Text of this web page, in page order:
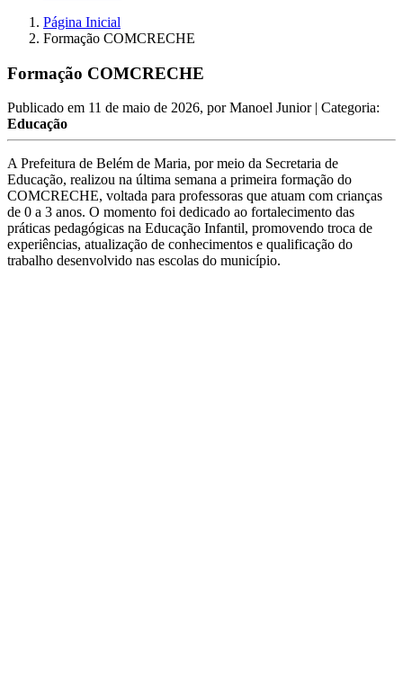
Página Inicial
Formação COMCRECHE
Formação COMCRECHE
Publicado em 11 de maio de 2026, porManoel Junior | Categoria:
Educação
A Prefeitura de Belém de Maria, por meio da Secretaria de
Educação, realizou na última semana a primeira formação do
COMCRECHE, voltada para professoras que atuam com crianças
de 0 a 3 anos. O momento foi dedicado ao fortalecimento das
práticas pedagógicas na Educação Infantil, promovendo troca de
experiências, atualização de conhecimentos e qualificação do
trabalho desenvolvido nas escolas do município.